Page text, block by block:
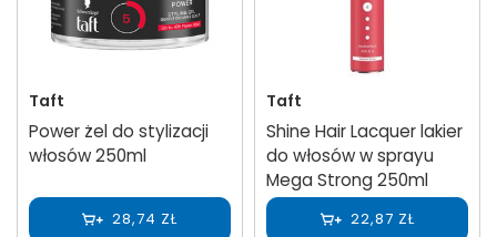
Taft
Power żel do stylizacji
włosów 250ml
28,74 ZŁ
Taft
Shine Hair Lacquer lakier
do włosów w sprayu
Mega Strong 250ml
22,87 ZŁ